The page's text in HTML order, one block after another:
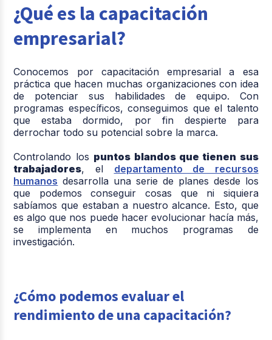
¿Qué es la capacitación
empresarial?
Conocemos por capacitación empresarial a esa
práctica que hacen muchas organizaciones con idea
de potenciar sus habilidades de equipo. Con
programas específicos, conseguimos que el talento
que estaba dormido, por fin despierte para
derrochar todo su potencial sobre la marca.
Controlando los puntos blandos que tienen sus
trabajadores, el departamento de recursos
humanos desarrolla una serie de planes desde los
que podemos conseguir cosas que ni siquiera
sabíamos que estaban a nuestro alcance. Esto, que
es algo que nos puede hacer evolucionar hacía más,
se implementa en muchos programas de
investigación.
¿Cómo podemos evaluar el
rendimiento de una capacitación?